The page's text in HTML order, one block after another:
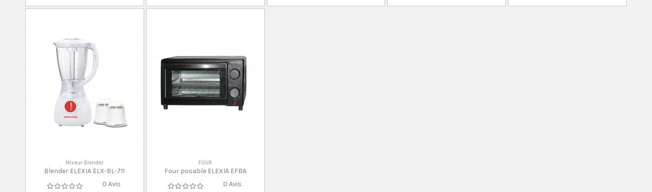
Mixeur Blender
Blender ELEXIA ELX-BL-711
0 Avis
FOUR
Four posable ELEXIA EFBA
0 Avis